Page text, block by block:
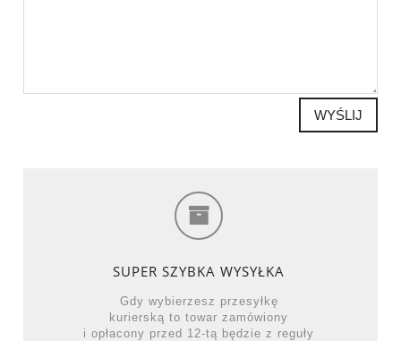
WYŚLIJ
SUPER SZYBKA WYSYŁKA
Gdy wybierzesz przesyłkę
kurierską to towar zamówiony
i opłacony przed 12-tą będzie z reguły